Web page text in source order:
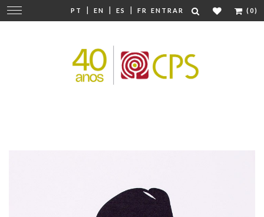
PT | EN | ES | FR ENTRAR (0)
Mudar
navegação